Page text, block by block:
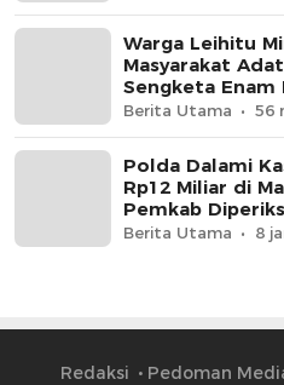
Warga Leihitu
Masyarakat
Sengketa Enam
Berita Utama 56
Polda Dalami
Rp12 Miliar di
Pemkab
Berita Utama 8
Redaksi Pedoman